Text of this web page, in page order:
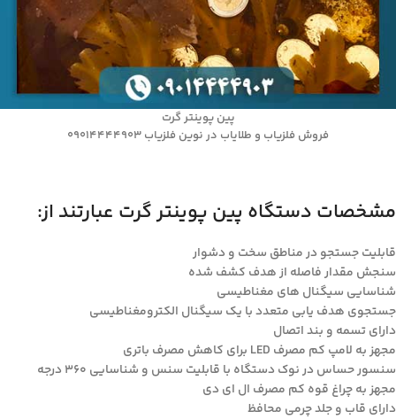
پین پوینتر گرت
فروش فلزیاب و طلایاب در نوین فلزیاب 09014444903
مشخصات دستگاه پین پوینتر گرت عبارتند از:
قابلیت جستجو در مناطق سخت و دشوار
سنجش مقدار فاصله از هدف کشف شده
شناسایی سیگنال های مغناطیسی
جستجوی هدف یابی متعدد با یک سیگنال الکترومغناطیسی
دارای تسمه و بند اتصال
مجهز به لامپ کم مصرف LED برای کاهش مصرف باتری
سنسور حساس در نوک دستگاه با قابلیت سنس و شناسایی ۳۶۰ درجه
مجهز به چراغ قوه کم مصرف ال ای دی
دارای قاب و جلد چرمی محافظ